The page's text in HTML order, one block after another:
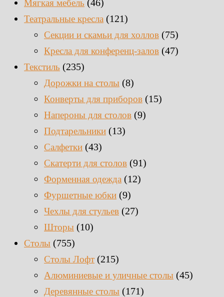
Мягкая мебель (46)
Театральные кресла (121)
Секции и скамьи для холлов (75)
Кресла для конференц-залов (47)
Текстиль (235)
Дорожки на столы (8)
Конверты для приборов (15)
Напероны для столов (9)
Подтарельники (13)
Салфетки (43)
Скатерти для столов (91)
Форменная одежда (12)
Фуршетные юбки (9)
Чехлы для стульев (27)
Шторы (10)
Столы (755)
Столы Лофт (215)
Алюминиевые и уличные столы (45)
Деревянные столы (171)